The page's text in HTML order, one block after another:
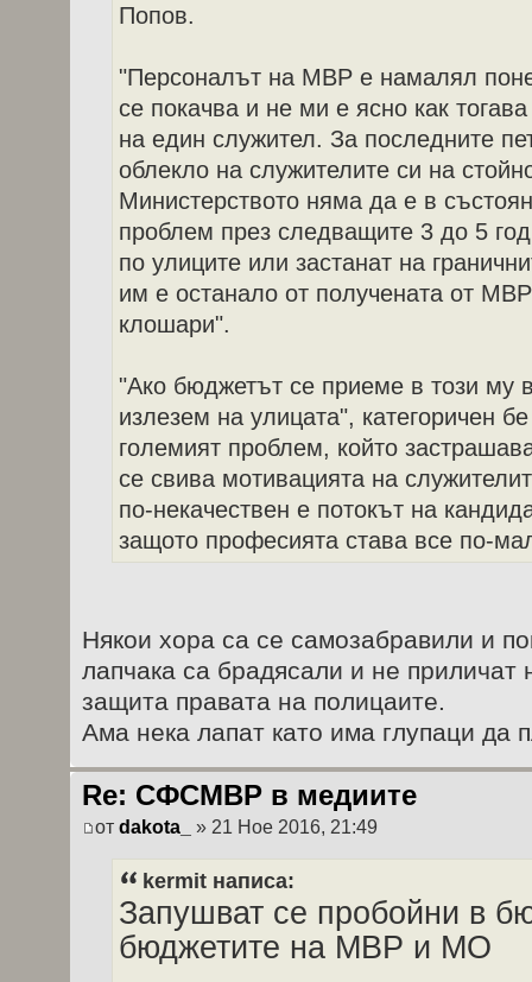
Попов.
"Персоналът на МВР е намалял
се покачва и не ми е ясно как
на един служител. За последните
облекло на служителите си на
Министерството няма да е в
проблем през следващите 3 до 5
по улиците или застанат на
им е останало от получената от
клошари".
"Ако бюджетът се приеме в този
излезем на улицата", категоричен
големият проблем, който
се свива мотивацията на
по-некачествен е потокът на
защото професията става все по-
Някои хора са се самозабравили и
лапчака са брадясали и не приличат
защита правата на полицаите.
Ама нека лапат като има глупаци да
Re: СФСМВР в медиите
от dakota_ » 21 Ное 2016, 21:49
kermit написа:
Запушват се пробойни в
бюджетите на МВР и МО